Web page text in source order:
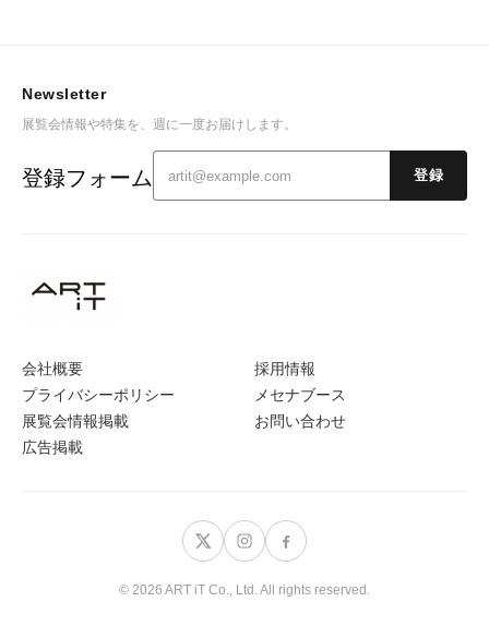
会社概要
プライバシーポリシー
展覧会情報掲載
広告掲載
採用情報
メセナブース
お問い合わせ
Newsletter
展覧会情報や特集を、週に一度お届けします。
登録フォーム 登録
© 2026 ART iT Co., Ltd. All rights reserved.